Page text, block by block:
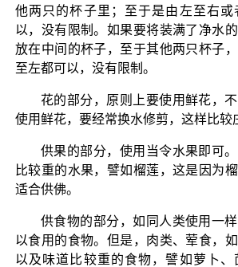
他两只的杯子里；至于是由左至右
以，没有限制。如果要将装满了净水
放在中间的杯子，至于其他两只杯子
至左都可以，没有限制。
花的部分，原则上要使用鲜花，
使用鲜花，要经常换水修剪，这样比较
供果的部分，使用当令水果即可
比较重的水果，譬如榴莲，这是因为
适合供佛。
供食物的部分，如同人类使用一
以食用的食物。但是，肉类、荤食，
以及味道比较重的食物，譬如萝卜